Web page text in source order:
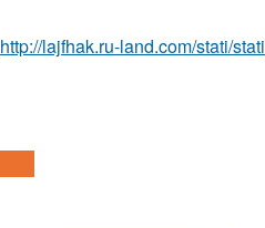
http://lajfhak.ru-land.com/stati/stati